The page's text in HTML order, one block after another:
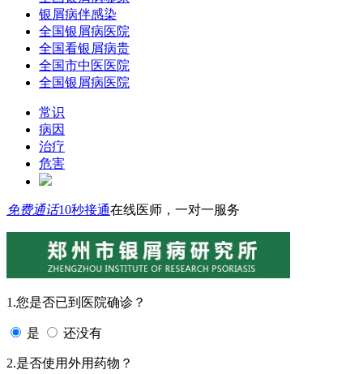
银屑病伴感染
全国银屑病医院
全国看银屑病贵
全国市中医医院
全国银屑病医院
常识
病因
治疗
危害
免费通话10秒接通在线医师，一对一服务
1.您是否已到医院确诊？
是 还没有
2.是否使用外用药物？